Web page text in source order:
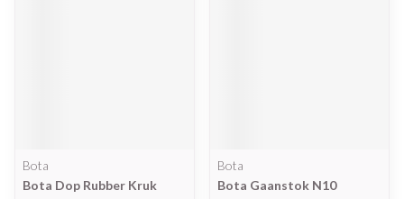
Bota
Bota Dop Rubber Kruk
Bota
Bota Gaanstok N10